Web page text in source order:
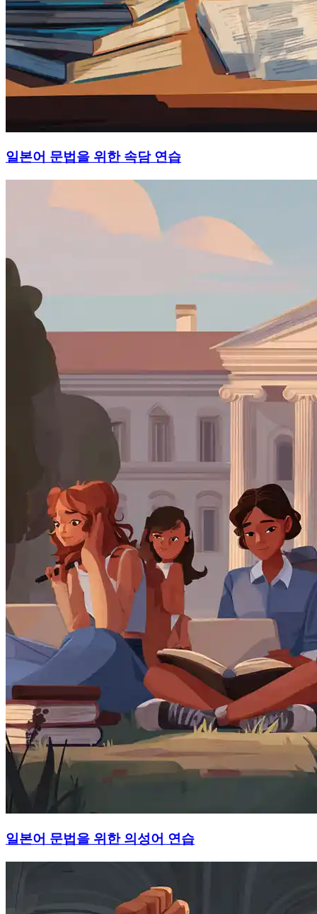
일본어 문법을 위한 속담 연습
일본어 문법을 위한 의성어 연습